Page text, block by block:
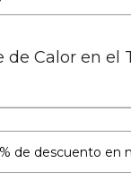
de Calor en el